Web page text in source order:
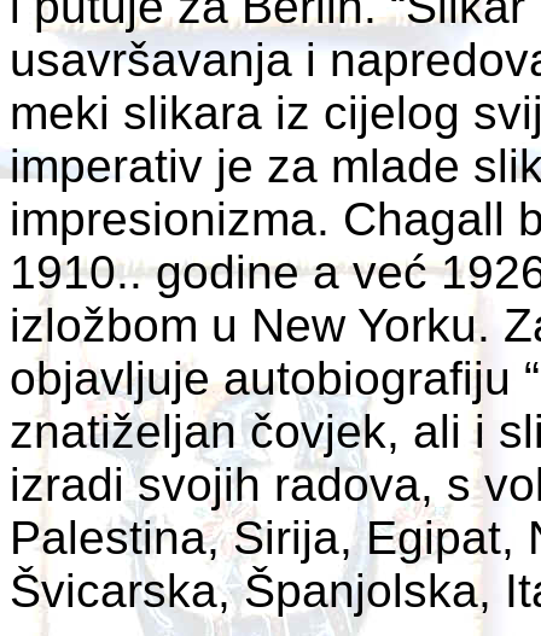
usavršavanja i
meki slikara iz cijelog
imperativ je za mlade
impresionizma. Chagall
1910.. godine a već
izložbom u New Yorku.
objavljuje autobiografiju
znatiželjan čovjek, ali i
izradi svojih radova, s
Palestina, Sirija, Egipat,
Švicarska, Španjolska,